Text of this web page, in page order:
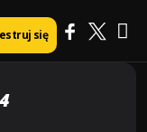
się
14